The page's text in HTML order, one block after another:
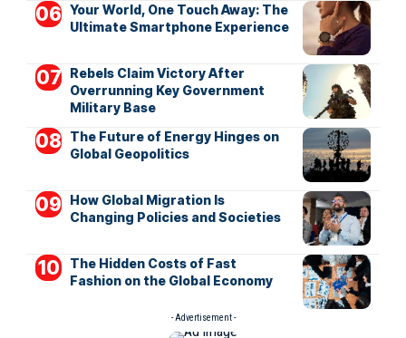
Your World, One Touch Away: The
Ultimate Smartphone Experience
Rebels Claim Victory After
Overrunning Key Government
Military Base
The Future of Energy Hinges on
Global Geopolitics
How Global Migration Is
Changing Policies and Societies
The Hidden Costs of Fast
Fashion on the Global Economy
- Advertisement -